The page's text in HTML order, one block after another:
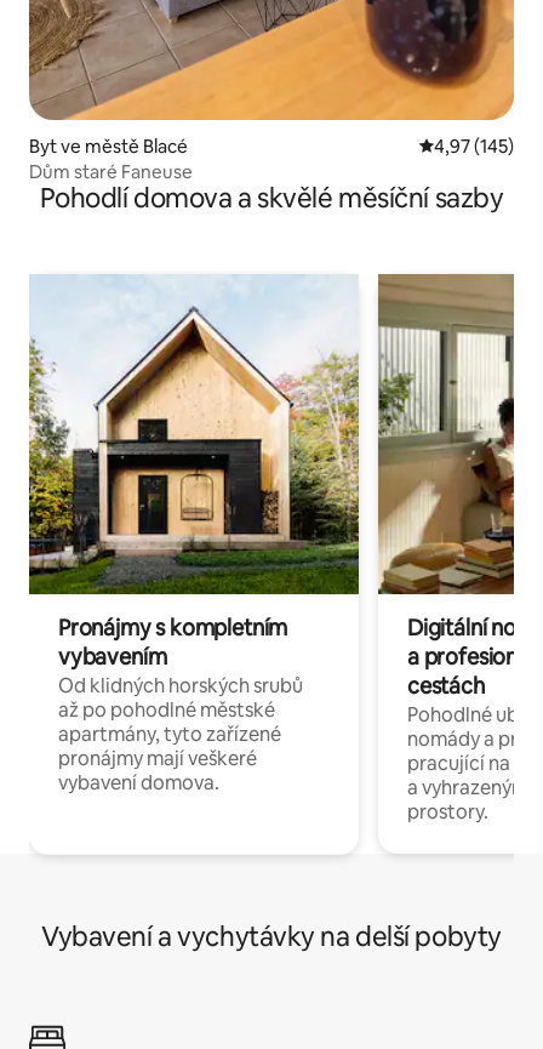
Byt ve městě Blacé Průměrné
4,97 (145)
Dům staré Faneuse
Pohodlí domova a skvělé měsíční sazby
Pronájmy s kompletním
vybavením
Od klidných horských srubů
až po pohodlné městské
apartmány, tyto zařízené
pronájmy mají veškeré
vybavení domova.
Digitální
a
cestách
Pohodlné
nomády a
pracující na
a vyhrazenými
prostory.
Vybavení a vychytávky na delší pobyty